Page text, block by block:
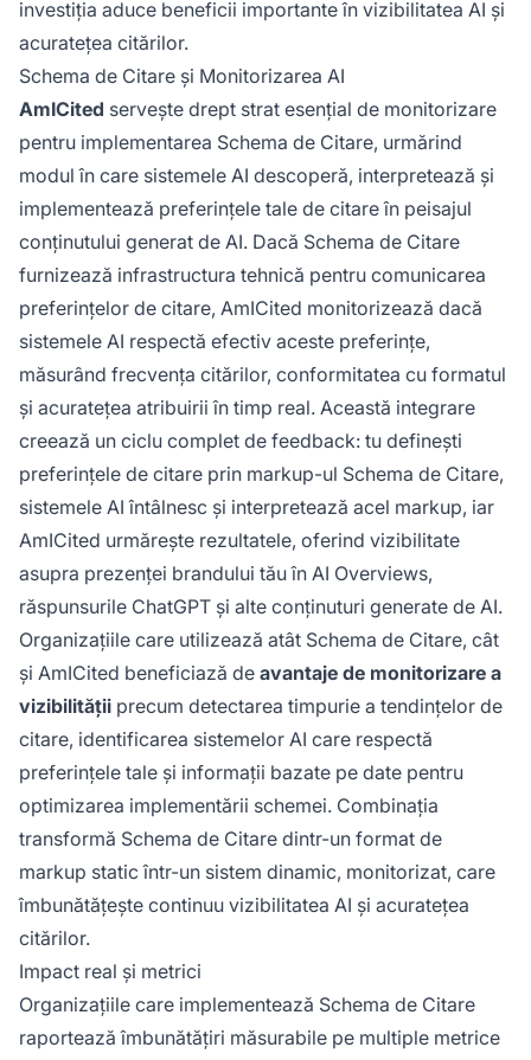
investiția aduce beneficii importante în vizibilitatea AI și
acuratețea citărilor.
Schema de Citare și Monitorizarea AI
AmICited servește drept strat esențial de monitorizare
pentru implementarea Schema de Citare, urmărind
modul în care sistemele AI descoperă, interpretează și
implementează preferințele tale de citare în peisajul
conținutului generat de AI. Dacă Schema de Citare
furnizează infrastructura tehnică pentru comunicarea
preferințelor de citare, AmICited monitorizează dacă
sistemele AI respectă efectiv aceste preferințe,
măsurând frecvența citărilor, conformitatea cu formatul
și acuratețea atribuirii în timp real. Această integrare
creează un ciclu complet de feedback: tu definești
preferințele de citare prin markup-ul Schema de Citare,
sistemele AI întâlnesc și interpretează acel markup, iar
AmICited urmărește rezultatele, oferind vizibilitate
asupra prezenței brandului tău în AI Overviews,
răspunsurile ChatGPT și alte conținuturi generate de AI.
Organizațiile care utilizează atât Schema de Citare, cât
și AmICited beneficiază de avantaje de monitorizare a
vizibilității precum detectarea timpurie a tendințelor de
citare, identificarea sistemelor AI care respectă
preferințele tale și informații bazate pe date pentru
optimizarea implementării schemei. Combinația
transformă Schema de Citare dintr-un format de
markup static într-un sistem dinamic, monitorizat, care
îmbunătățește continuu vizibilitatea AI și acuratețea
citărilor.
Impact real și metrici
Organizațiile care implementează Schema de Citare
raportează îmbunătățiri măsurabile pe multiple metrice